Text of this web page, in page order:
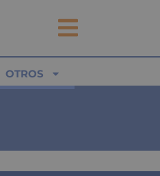
OTROS